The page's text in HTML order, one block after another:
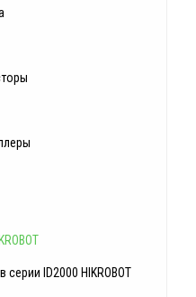
ID2000 HIKROBOT